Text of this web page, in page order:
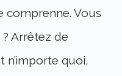
comprenne. Vous
Arrêtez de
n’importe quoi,